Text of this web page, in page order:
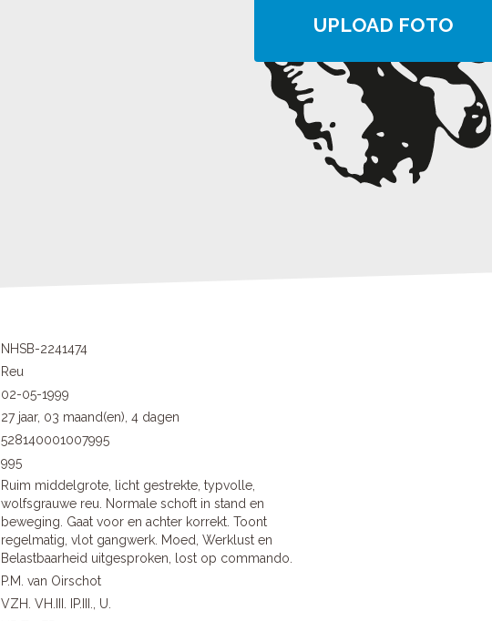
NHSB-2241474
Reu
02-05-1999
27 jaar, 03 maand(en), 4 dagen
528140001007995
995
Ruim middelgrote, licht gestrekte, typvolle,
wolfsgrauwe reu. Normale schoft in stand en
beweging. Gaat voor en achter korrekt. Toont
regelmatig, vlot gangwerk. Moed, Werklust en
Belastbaarheid uitgesproken, lost op commando.
P.M. van Oirschot
VZH. VH.III. IP.III., U.